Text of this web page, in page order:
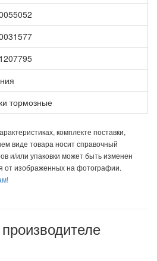
тормозные
комплекте поставки,
виде товара носит справочный
и/или упаковки может быть изменен
от изображенных на фотографии.